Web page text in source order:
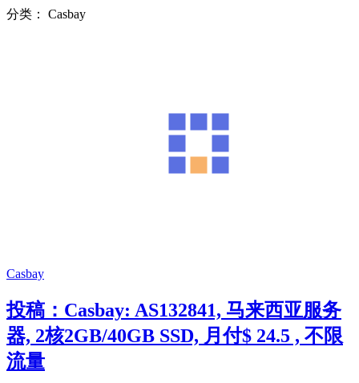
分类： Casbay
Casbay
投稿：Casbay: AS132841, 马来西亚服务
器, 2核2GB/40GB SSD, 月付$ 24.5 , 不限
流量